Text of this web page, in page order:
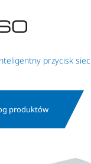
przycisk
produktów